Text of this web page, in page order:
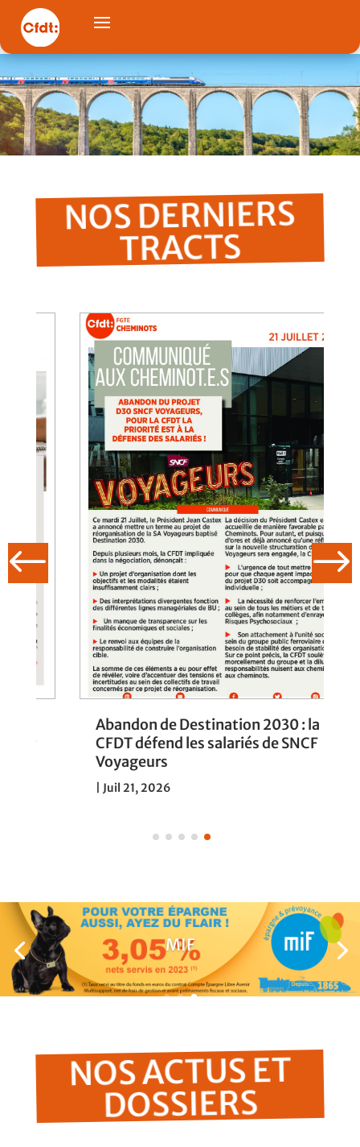
NOS DERNIERS
TRACTS
Abandon de Destination 2030 : la
CFDT défend les salariés de SNCF
Voyageurs
Juil 21, 2026
MIF
NOS ACTUS ET
DOSSIERS